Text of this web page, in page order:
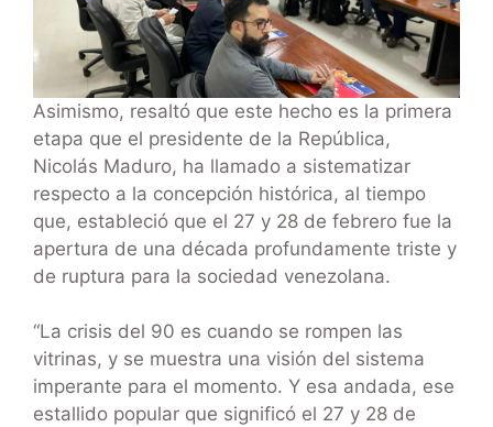
Asimismo, resaltó que este hecho es la primera
etapa que el presidente de la República,
Nicolás Maduro, ha llamado a sistematizar
respecto a la concepción histórica, al tiempo
que, estableció que el 27 y 28 de febrero fue la
apertura de una década profundamente triste y
de ruptura para la sociedad venezolana.
“La crisis del 90 es cuando se rompen las
vitrinas, y se muestra una visión del sistema
imperante para el momento. Y esa andada, ese
estallido popular que significó el 27 y 28 de